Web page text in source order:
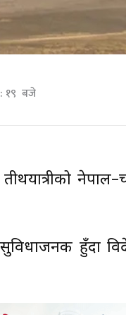
१९ बजे
हुँदा